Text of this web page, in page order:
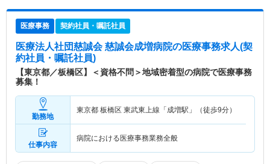
医療事務 契約社員・嘱託社員
医療法人社団慈誠会 慈誠会成増病院の医療事務求人(契
約社員・嘱託社員)
【東京都／板橋区】＜資格不問＞地域密着型の病院で医療事務
募集！
勤務地
東京都 板橋区 東武東上線「成増駅」（徒歩9分）
仕事内容
病院における医療事務業務全般